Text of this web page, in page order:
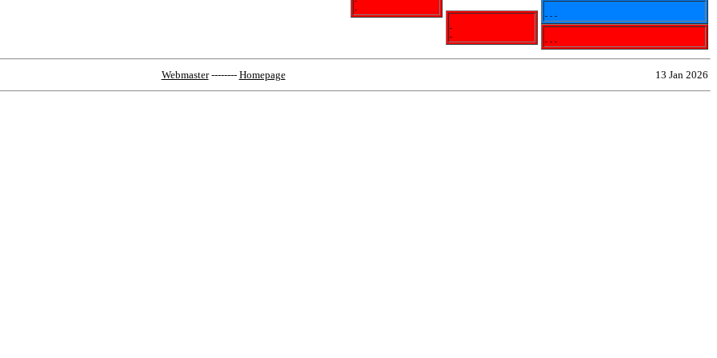
-
-
-
- - -
- - -
Webmaster-------- Homepage 13 Jan 2026